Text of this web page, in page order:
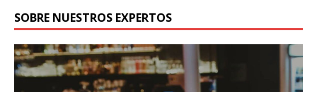
SOBRE NUESTROS EXPERTOS